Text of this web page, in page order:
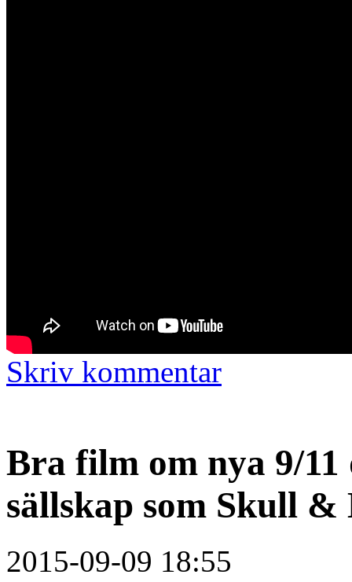
Skriv kommentar
Bra film om nya 9/
sällskap som Skull &
2015-09-09 18:55